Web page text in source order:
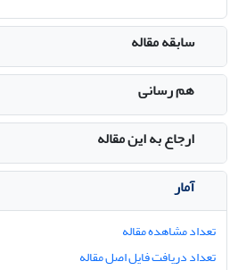
سابقه مقاله
هم رسانی
ارجاع به این مقاله
آمار
تعداد مشاهده مقاله
تعداد دریافت فایل اصل مقاله